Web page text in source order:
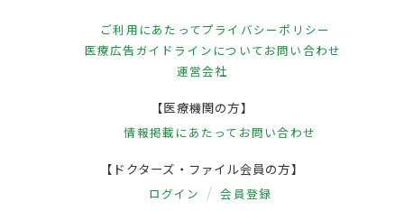
ご利用にあたってプライバシーポリシー
医療広告ガイドラインについてお問い合わせ
運営会社
【医療機関の方】
情報掲載にあたって お問い合わせ
【ドクターズ・ファイル会員の方】
ログイン 会員登録